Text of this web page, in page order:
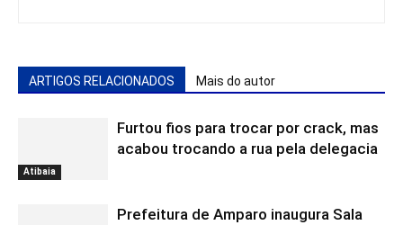
ARTIGOS RELACIONADOS Mais do autor
Atibaia
Furtou fios para trocar por crack, mas
acabou trocando a rua pela delegacia
Prefeitura de Amparo inaugura Sala